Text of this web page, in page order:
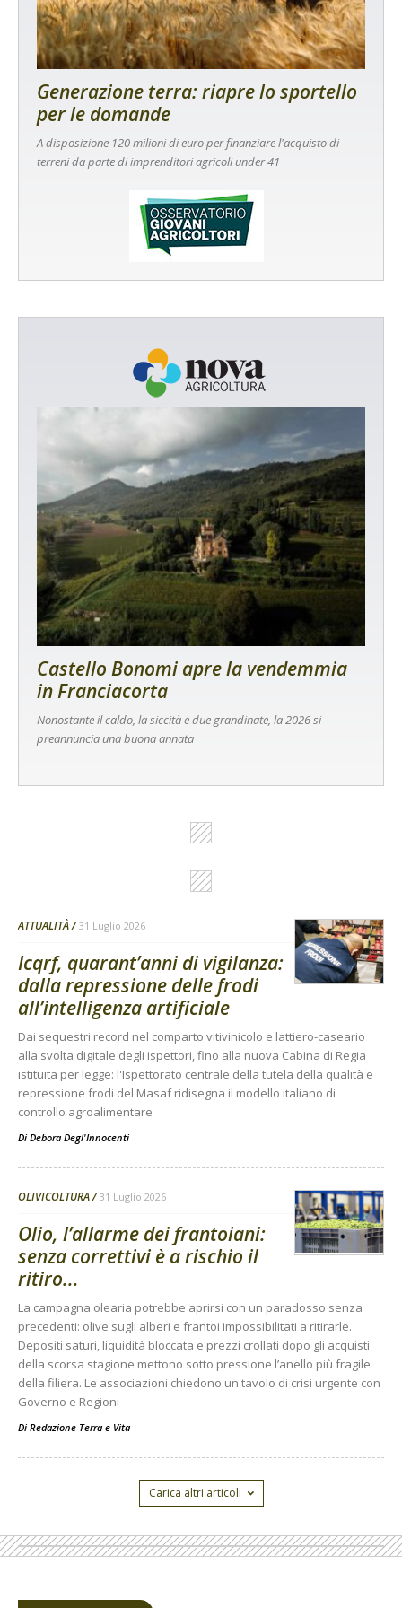
Generazione terra: riapre lo sportello
per le domande
A disposizione 120 milioni di euro per finanziare l'acquisto di
terreni da parte di imprenditori agricoli under 41
Castello Bonomi apre la vendemmia
in Franciacorta
Nonostante il caldo, la siccità e due grandinate, la 2026 si
preannuncia una buona annata
ATTUALITÀ 31 Luglio 2026
Icqrf, quarant’anni di vigilanza:
dalla repressione delle frodi
all’intelligenza artificiale
Dai sequestri record nel comparto vitivinicolo e lattiero-caseario
alla svolta digitale degli ispettori, fino alla nuova Cabina di Regia
istituita per legge: l'Ispettorato centrale della tutela della qualità e
repressione frodi del Masaf ridisegna il modello italiano di
controllo agroalimentare
Di Debora Degl'Innocenti
OLIVICOLTURA 31 Luglio 2026
Olio, l’allarme dei frantoiani:
senza correttivi è a rischio il
ritiro...
La campagna olearia potrebbe aprirsi con un paradosso senza
precedenti: olive sugli alberi e frantoi impossibilitati a ritirarle.
Depositi saturi, liquidità bloccata e prezzi crollati dopo gli acquisti
della scorsa stagione mettono sotto pressione l’anello più fragile
della filiera. Le associazioni chiedono un tavolo di crisi urgente con
Governo e Regioni
Di Redazione Terra e Vita
Carica altri articoli